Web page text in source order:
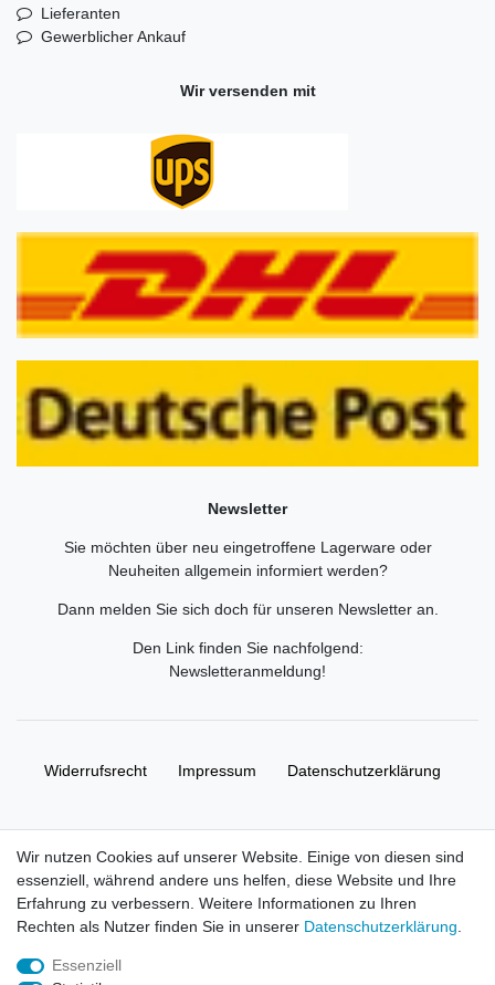
Lieferanten
Gewerblicher Ankauf
Wir versenden mit
Newsletter
Sie möchten über neu eingetroffene Lagerware oder
Neuheiten allgemein informiert werden?
Dann melden Sie sich doch für unseren Newsletter an.
Den Link finden Sie nachfolgend:
Newsletteranmeldung!
Widerrufs­recht Impressum Daten­schutz­erklärung
© Copyright 2026 | Alle Rechte vorbehalten. HL-
Handelsgesellschaft mbH.
Alle Markennamen, Warenzeichen sowie sämtliche Produktbilder
Wir nutzen Cookies auf unserer Website. Einige von diesen sind
essenziell, während andere uns helfen, diese Website und Ihre
Erfahrung zu verbessern. Weitere Informationen zu Ihren
Rechten als Nutzer finden Sie in unserer Daten­schutz­erklärung
Essenziell